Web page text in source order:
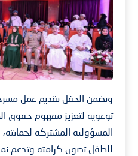
وتضمن الحفل تقديم عمل
توعوية لتعزيز مفهوم حقوق
المسؤولية المشتركة
للطفل تصون كرامته وتدعم